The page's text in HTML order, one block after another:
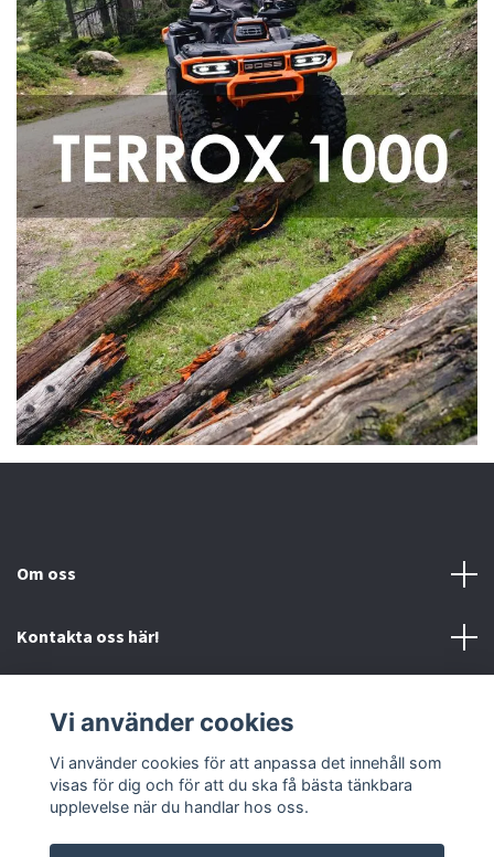
Om oss
Kontakta oss här!
Sociala medier
Vi använder cookies
Vi använder cookies för att anpassa det innehåll som
visas för dig och för att du ska få bästa tänkbara
upplevelse när du handlar hos oss.